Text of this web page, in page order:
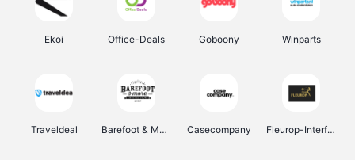
Ekoi Office-Deals Goboony Winparts
Traveldeal Barefoot & More Casecompany Fleurop-Interflora